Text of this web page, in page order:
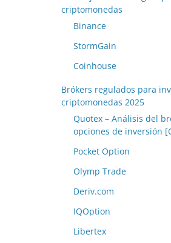
criptomonedas
Binance
StormGain
Coinhouse
Brókers regulados para
criptomonedas 2025
Quotex – Análisis del
opciones de inversión
Pocket Option
Olymp Trade
Deriv.com
IQOption
Libertex